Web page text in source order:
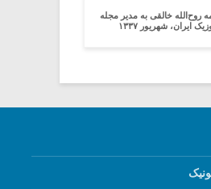
روح‌الله خالقی به مدیر مجله
ایران، شهریور ۱۳۳۷